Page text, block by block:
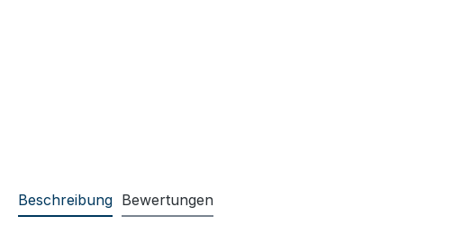
Beschreibung Bewertungen